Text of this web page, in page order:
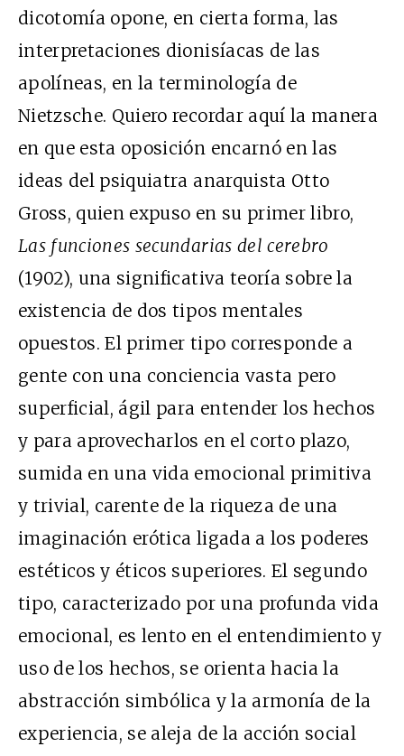
dicotomía opone, en cierta forma, las
interpretaciones dionisíacas de las
apolíneas, en la terminología de
Nietzsche. Quiero recordar aquí la manera
en que esta oposición encarnó en las
ideas del psiquiatra anarquista Otto
Gross, quien expuso en su primer libro,
Las funciones secundarias del cerebro
(1902), una significativa teoría sobre la
existencia de dos tipos mentales
opuestos. El primer tipo corresponde a
gente con una conciencia vasta pero
superficial, ágil para entender los hechos
y para aprovecharlos en el corto plazo,
sumida en una vida emocional primitiva
y trivial, carente de la riqueza de una
imaginación erótica ligada a los poderes
estéticos y éticos superiores. El segundo
tipo, caracterizado por una profunda vida
emocional, es lento en el entendimiento y
uso de los hechos, se orienta hacia la
abstracción simbólica y la armonía de la
experiencia, se aleja de la acción social